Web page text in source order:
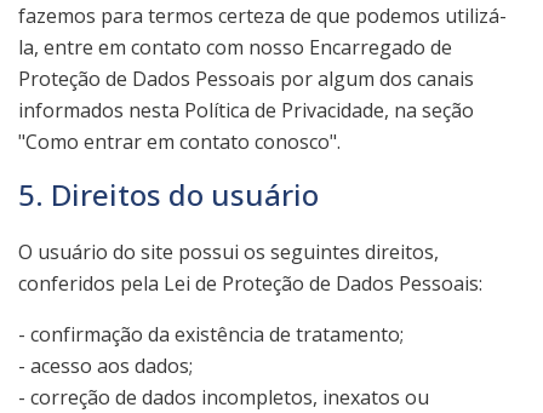
fazemos para termos certeza de que podemos utilizá-
la, entre em contato com nosso Encarregado de
Proteção de Dados Pessoais por algum dos canais
informados nesta Política de Privacidade, na seção
"Como entrar em contato conosco".
5. Direitos do usuário
O usuário do site possui os seguintes direitos,
conferidos pela Lei de Proteção de Dados Pessoais:
- confirmação da existência de tratamento;
- acesso aos dados;
- correção de dados incompletos, inexatos ou